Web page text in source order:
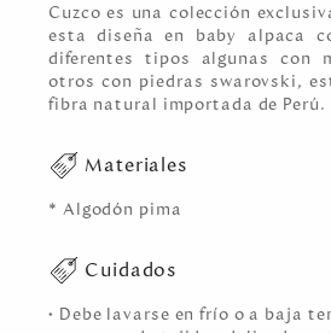
Cuzco es una colección
esta diseña en baby alpaca
diferentes tipos algunas con
otros con piedras swarovski,
fibra natural importada de Perú.
Materiales
* Algodón pima
Cuidados
• Debe lavarse en frío o a baja